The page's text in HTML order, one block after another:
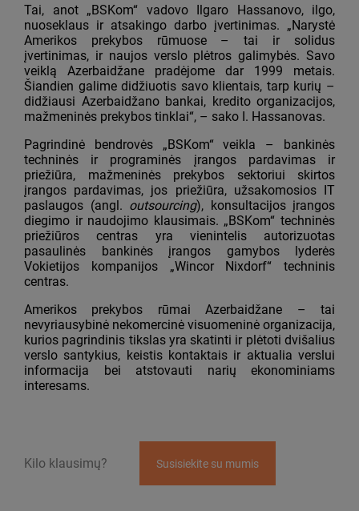
Tai, anot „BSKom“ vadovo Ilgaro Hassanovo, ilgo,
nuoseklaus ir atsakingo darbo įvertinimas. „Narystė
Amerikos prekybos rūmuose – tai ir solidus
įvertinimas, ir naujos verslo plėtros galimybės. Savo
veiklą Azerbaidžane pradėjome dar 1999 metais.
Šiandien galime didžiuotis savo klientais, tarp kurių –
didžiausi Azerbaidžano bankai, kredito organizacijos,
mažmeninės prekybos tinklai“, – sako I. Hassanovas.
Pagrindinė bendrovės „BSKom“ veikla – bankinės
techninės ir programinės įrangos pardavimas ir
priežiūra, mažmeninės prekybos sektoriui skirtos
įrangos pardavimas, jos priežiūra, užsakomosios IT
paslaugos (angl. outsourcing), konsultacijos įrangos
diegimo ir naudojimo klausimais. „BSKom“ techninės
priežiūros centras yra vienintelis autorizuotas
pasaulinės bankinės įrangos gamybos lyderės
Vokietijos kompanijos „Wincor Nixdorf“ techninis
centras.
Amerikos prekybos rūmai Azerbaidžane – tai
nevyriausybinė nekomercinė visuomeninė organizacija,
kurios pagrindinis tikslas yra skatinti ir plėtoti dvišalius
verslo santykius, keistis kontaktais ir aktualia verslui
informacija bei atstovauti narių ekonominiams
interesams.
Kilo klausimų? Susisiekite su mumis